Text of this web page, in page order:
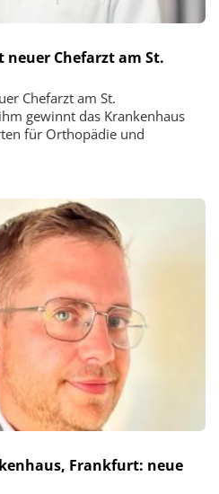
neuer Chefarzt am St.
Chefarzt am St.
gewinnt das Krankenhaus
für Orthopädie und
Frankfurt: neue